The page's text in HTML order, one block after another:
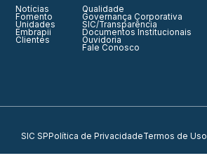
Notícias
Fomento
Unidades
Embrapii
Clientes
Qualidade
Governança Corporativa
SIC/Transparência
Documentos Institucionais
Ouvidoria
Fale Conosco
SIC SPPolítica de PrivacidadeTermos de Uso